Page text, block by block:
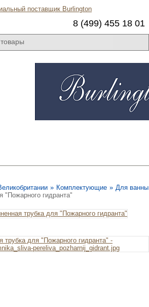
8 (499) 455 18 01
» Комплектующие » Для ванны
"Пожарного гидранта"